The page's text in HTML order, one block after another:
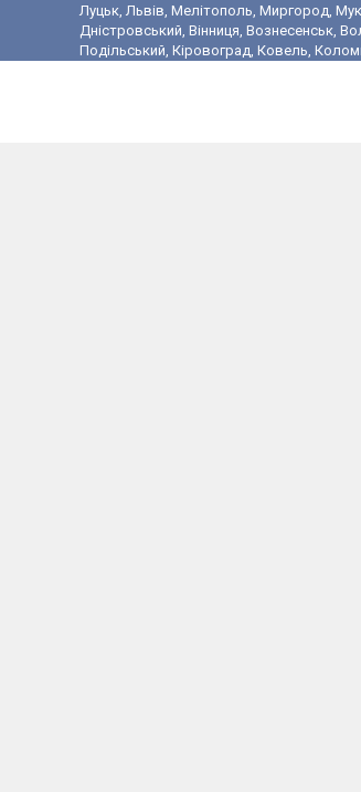
Луцьк, Львів, Мелітополь, Миргород,
Дністровський, Вінниця, Вознесенськ,
Подільський, Кіровоград, Ковель,